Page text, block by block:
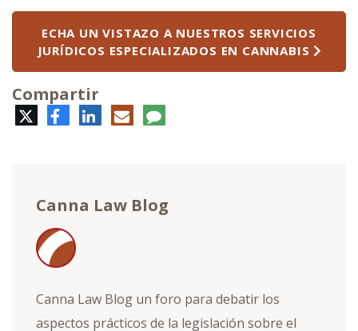
ECHA UN VISTAZO A NUESTROS SERVICIOS
JURÍDICOS ESPECIALIZADOS EN CANNABIS
Compartir
TwitterFacebookLinkedInCorreo
electrónico
Comentario
Canna Law Blog
Canna Law Blog un foro para debatir los
aspectos prácticos de la legislación sobre el